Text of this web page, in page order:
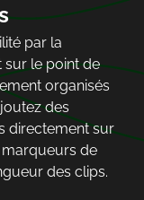
par la
sur le point de
organisés
des
directement sur
de
des clips.